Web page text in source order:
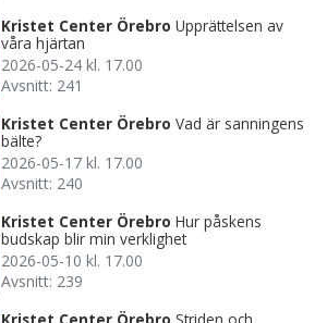
Kristet Center Örebro Upprättelsen av
våra hjärtan
2026-05-24 kl. 17.00
Avsnitt: 241
Kristet Center Örebro Vad är sanningens
bälte?
2026-05-17 kl. 17.00
Avsnitt: 240
Kristet Center Örebro Hur påskens
budskap blir min verklighet
2026-05-10 kl. 17.00
Avsnitt: 239